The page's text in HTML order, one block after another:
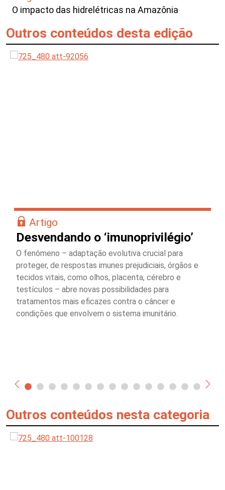
O impacto das hidrelétricas na Amazônia
Outros conteúdos desta edição
Artigo
Desvendando o ‘imunoprivilégio’
O fenômeno – adaptação evolutiva crucial para
proteger, de respostas imunes prejudiciais, órgãos e
tecidos vitais, como olhos, placenta, cérebro e
testículos – abre novas possibilidades para
tratamentos mais eficazes contra o câncer e
condições que envolvem o sistema imunitário.
Outros conteúdos nesta categoria